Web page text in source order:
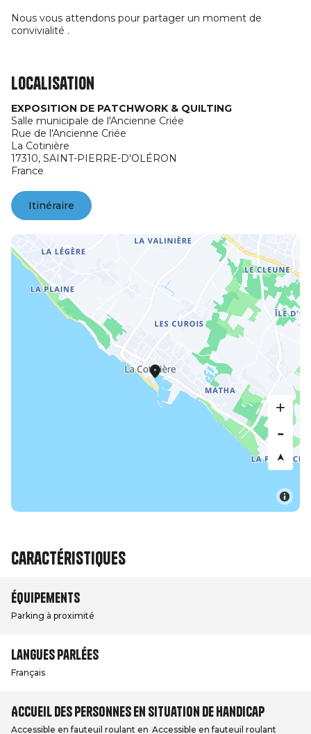
Nous vous attendons pour partager un moment de
convivialité .
Localisation
EXPOSITION DE PATCHWORK & QUILTING
Salle municipale de l'Ancienne Criée
Rue de l'Ancienne Criée
La Cotinière
17310, SAINT-PIERRE-D'OLÉRON
France
Itinéraire
Caractéristiques
Équipements
Parking à proximité
Langues parlées
Français
Accueil des personnes en situation de handicap
Accessible en fauteuil roulant en Accessible en fauteuil roulant